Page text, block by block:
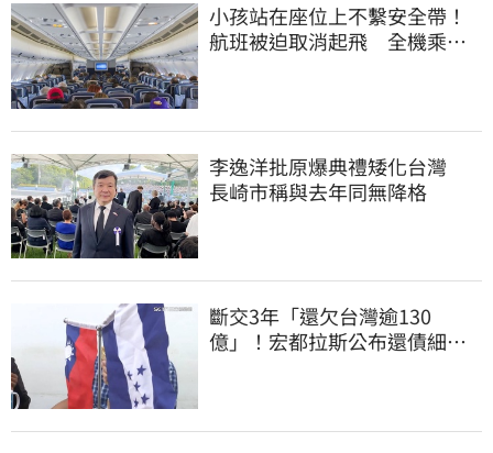
小孩站在座位上不繫安全帶！
航班被迫取消起飛 全機乘客
李逸洋批原爆典禮矮化台灣
長崎市稱與去年同無降格
斷交3年「還欠台灣逾130
億」！宏都拉斯公布還債細